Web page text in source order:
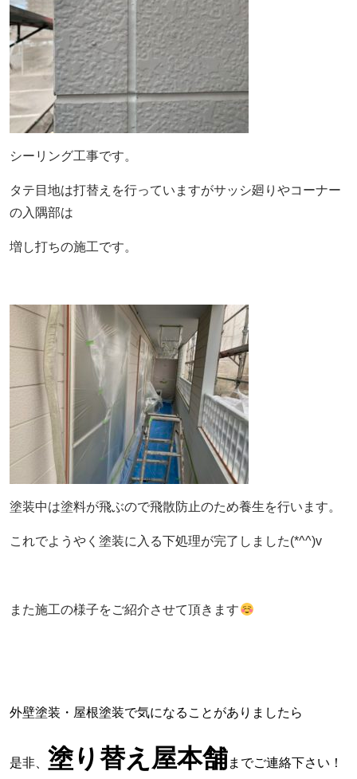
シーリング工事です。
タテ目地は打替えを行っていますがサッシ廻りやコーナー
の入隅部は
増し打ちの施工です。
塗装中は塗料が飛ぶので飛散防止のため養生を行います。
これでようやく塗装に入る下処理が完了しました(*^^)v
また施工の様子をご紹介させて頂きます
外壁塗装・屋根塗装で気になることがありましたら
是非、 塗り替え屋本舗までご連絡下さい！